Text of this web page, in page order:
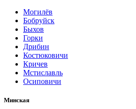
Могилёв
Бобруйск
Быхов
Горки
Дрибин
Костюковичи
Кричев
Мстиславль
Осиповичи
Минская